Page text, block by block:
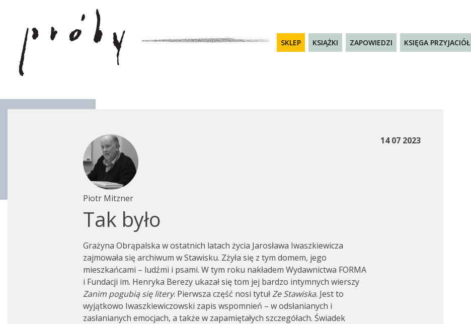
SKLEP KSIĄŻKI ZAPOWIEDZI KSIĘGA PRZYJACIÓŁ
14 07 2023
Piotr Mitzner
Tak było
Grażyna Obrąpalska w ostatnich latach życia Jarosława Iwaszkiewicza
zajmowała się archiwum w Stawisku. Zżyła się z tym domem, jego
mieszkańcami – ludźmi i psami. W tym roku nakładem Wydawnictwa FORMA
i Fundacji im. Henryka Berezy ukazał się tom jej bardzo intymnych wierszy
Zanim pogubią się litery. Pierwsza część nosi tytułZe Stawiska. Jest to
wyjątkowo Iwaszkiewiczowski zapis wspomnień – w odsłanianych i
zasłanianych emocjach, a także w zapamiętałych szczegółach. Świadek